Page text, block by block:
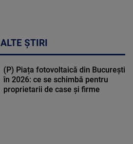
ALTE ȘTIRI
(P) Piața fotovoltaică din București
în 2026: ce se schimbă pentru
proprietarii de case și firme